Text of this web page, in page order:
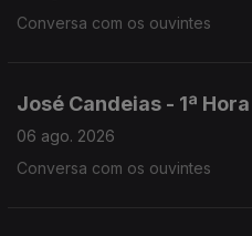
Conversa com os ouvintes
José Candeias - 1ª Hora
06 ago. 2026
Conversa com os ouvintes